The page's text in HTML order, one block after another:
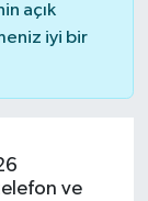
açık
iyi bir
ve